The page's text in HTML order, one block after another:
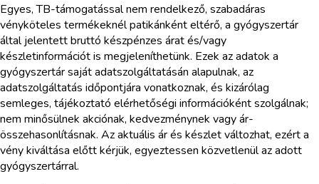
Egyes, TB-támogatással nem rendelkező, szabadáras
vényköteles termékeknél patikánként eltérő, a gyógyszertár
által jelentett bruttó készpénzes árat és/vagy
készletinformációt is megjeleníthetünk. Ezek az adatok a
gyógyszertár saját adatszolgáltatásán alapulnak, az
adatszolgáltatás időpontjára vonatkoznak, és kizárólag
semleges, tájékoztató elérhetőségi információként szolgálnak;
nem minősülnek akciónak, kedvezménynek vagy ár-
összehasonlításnak. Az aktuális ár és készlet változhat, ezért a
vény kiváltása előtt kérjük, egyeztessen közvetlenül az adott
gyógyszertárral.